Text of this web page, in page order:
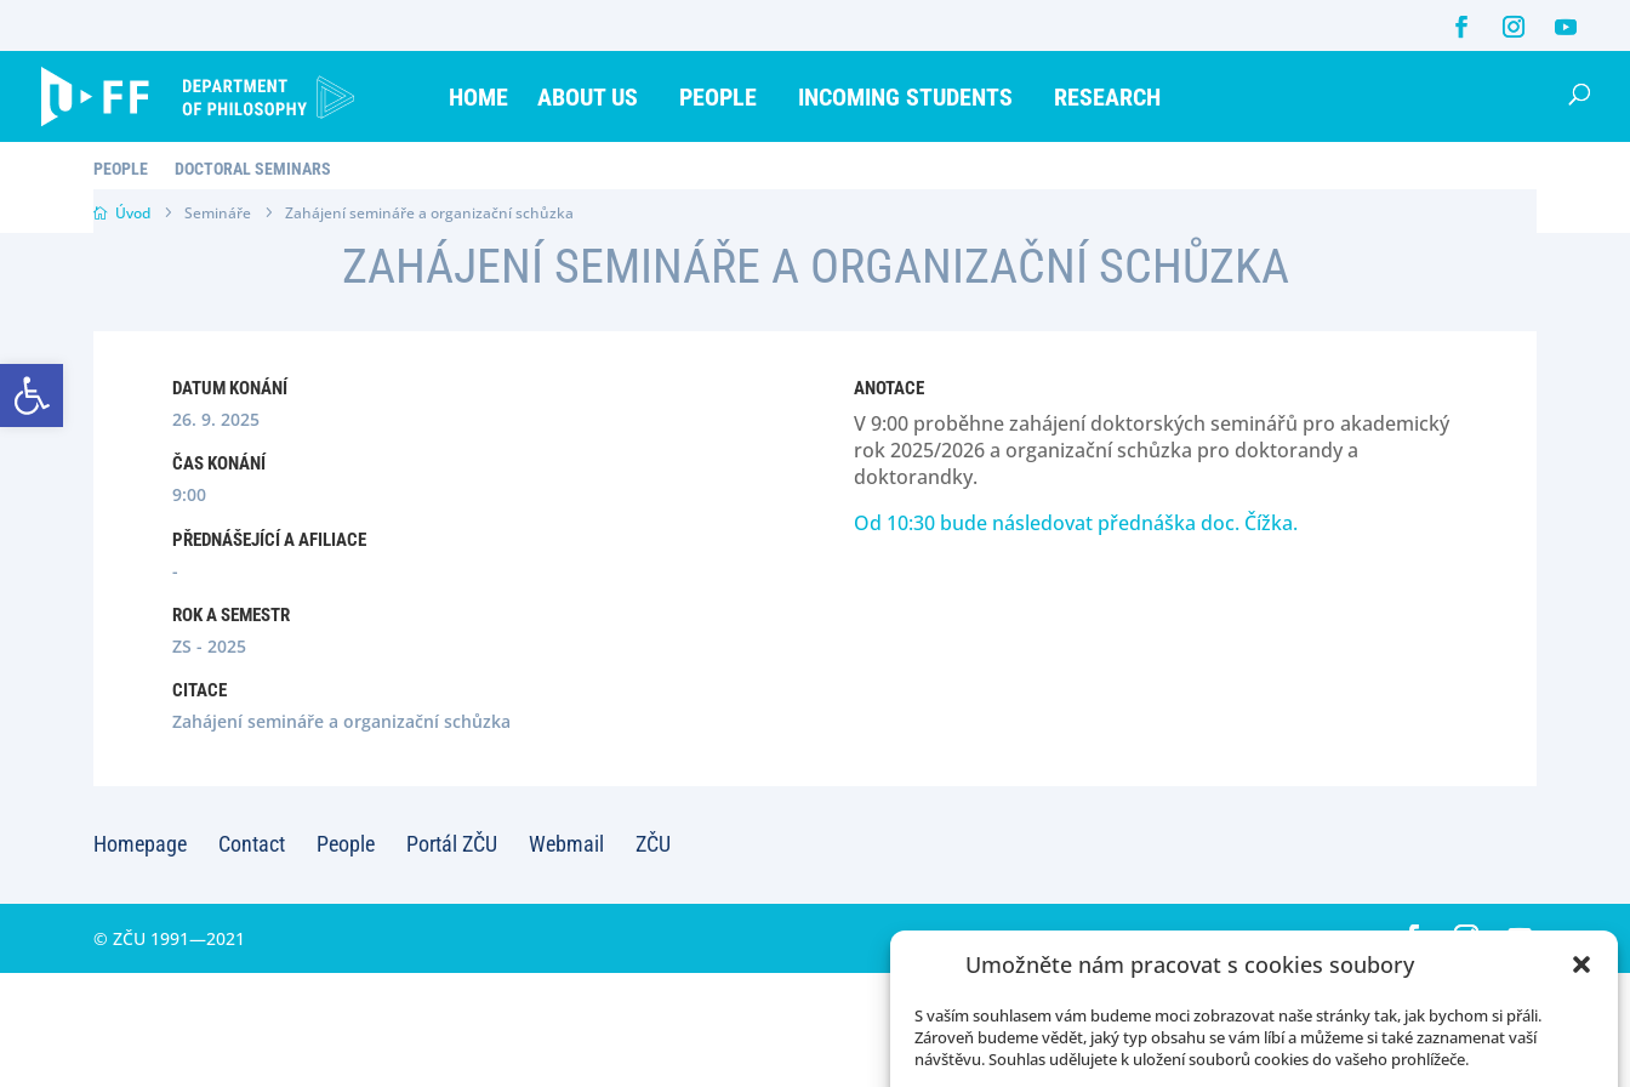
Open toolbar
content
Umožněte nám pracovat s cookies soubory
S vaším souhlasem vám budeme moci zobrazovat naše stránky tak, jak bychom si přáli.
Zároveň budeme vědět, jaký typ obsahu se vám líbí a můžeme si také zaznamenat vaší
návštěvu. Souhlas udělujete k uložení souborů cookies do vašeho prohlížeče.
HOME ABOUT US PEOPLE INCOMING STUDENTS RESEARCH
PEOPLE DOCTORAL SEMINARS
Úvod Semináře Zahájení semináře a organizační schůzka
ZAHÁJENÍ SEMINÁŘE A ORGANIZAČNÍ SCHŮZKA
DATUM KONÁNÍ
26. 9. 2025
ČAS KONÁNÍ
9:00
PŘEDNÁŠEJÍCÍ A AFILIACE
-
ROK A SEMESTR
ZS - 2025
CITACE
Zahájení semináře a organizační schůzka
ANOTACE
V 9:00 proběhne zahájení doktorských seminářů pro akademický
rok 2025/2026 a organizační schůzka pro doktorandy a
doktorandky.
Od 10:30 bude následovat přednáška doc. Čížka.
Homepage Contact People Portál ZČU Webmail ZČU
© ZČU 1991—2021